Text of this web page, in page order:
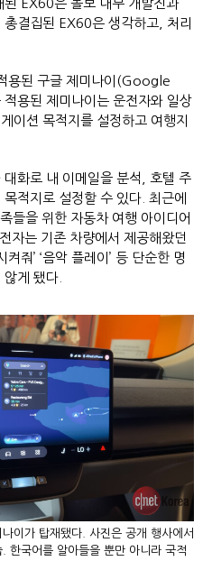
EX60은 볼보 내부 개발진과
결집된 EX60은 생각하고, 처리
용된 구글 제미나이(Google
용된 제미나이는 운전자와 일상
이션 목적지를 설정하고 여행지
화로 내 이메일을 분석, 호텔 주
적지로 설정할 수 있다. 최근에
들을 위한 자동차 여행 아이디어
자는 기존 차량에서 제공해왔던
줘’ ‘음악 플레이’ 등 단순한 명
게 됐다.
이가 탑재됐다. 사진은 공개 행사에서
한국어를 알아들을 뿐만 아니라 국적